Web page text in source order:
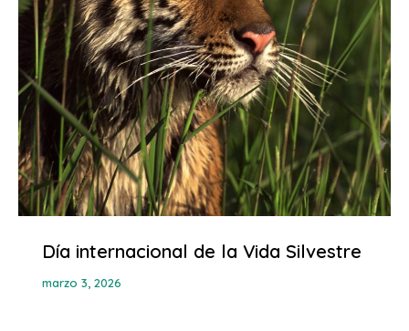
Día internacional de la Vida Silvestre
marzo 3, 2026